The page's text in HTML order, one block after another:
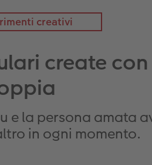
creativi
create
la persona amata
in ogni momento.